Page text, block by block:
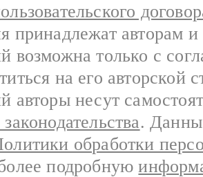
принадлежат авторам
возможна только с
на его авторской
авторы несут
.
обработки
подробную